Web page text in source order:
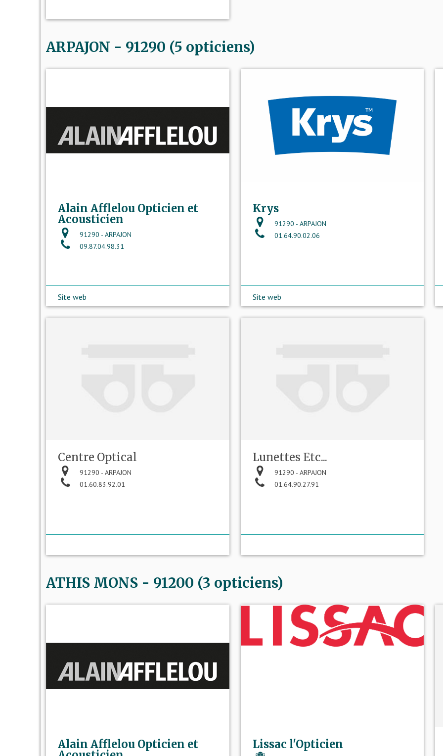
ARPAJON - 91290 (5 opticiens)
Alain Afflelou Opticien et
Acousticien
91290 - ARPAJON
09.87.04.98.31
Site web
Krys
91290 - ARPAJON
01.64.90.02.06
Site web
Centre Optical
91290 - ARPAJON
01.60.83.92.01
Lunettes Etc...
91290 - ARPAJON
01.64.90.27.91
ATHIS MONS - 91200 (3 opticiens)
Alain Afflelou Opticien et Lissac l'Opticien